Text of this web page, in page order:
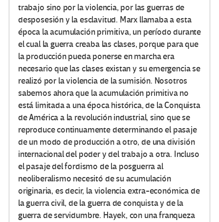
trabajo sino por la violencia, por las guerras de
desposesión y la esclavitud. Marx llamaba a esta
época la acumulación primitiva, un período durante
el cual la guerra creaba las clases, porque para que
la producción pueda ponerse en marcha era
necesario que las clases existan y su emergencia se
realizó por la violencia de la sumisión. Nosotros
sabemos ahora que la acumulación primitiva no
está limitada a una época histórica, de la Conquista
de América a la revolución industrial, sino que se
reproduce continuamente determinando el pasaje
de un modo de producción a otro, de una división
internacional del poder y del trabajo a otra. Incluso
el pasaje del fordismo de la posguerra al
neoliberalismo necesitó de su acumulación
originaria, es decir, la violencia extra-económica de
la guerra civil, de la guerra de conquista y de la
guerra de servidumbre. Hayek, con una franqueza